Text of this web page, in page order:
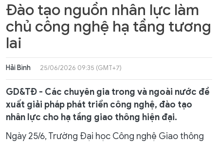
Đào tạo nguồn nhân lực làm
chủ công nghệ hạ tầng tương
lai
Hải Bình 25/06/2026 09:35 (GMT+7)
GD&TĐ - Các chuyên gia trong và ngoài nước đề
xuất giải pháp phát triển công nghệ, đào tạo
nhân lực cho hạ tầng giao thông hiện đại.
Ngày 25/6, Trường Đại học Công nghệ Giao thông